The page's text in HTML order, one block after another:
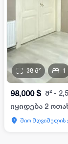
38 მ² 1
98,000 $ მ² -
იყიდება 2
შიო მღვიმელის